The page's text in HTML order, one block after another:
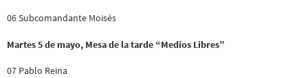
06 Subcomandante Moisés
Martes 5 de mayo, Mesa de la tarde “Medios Libres”
07 Pablo Reina